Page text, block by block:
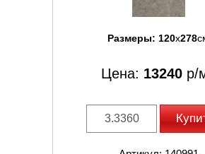
Размеры: 120x278
Цена: 13240р/